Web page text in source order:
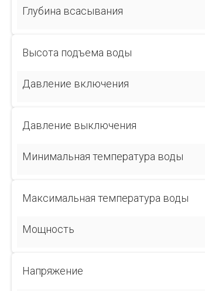
Глубина всасывания
Высота подъема воды
Давление включения
Давление выключения
Минимальная температура воды
Максимальная температура воды
Мощность
Напряжение